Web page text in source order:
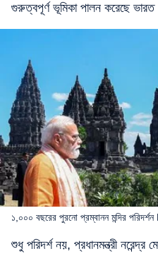
গুরুত্বপূর্ণ ভূমিকা পালন করেছে
১,০০০ বছরের পুরনো প্রম্বানন মন্দির
শুধু পরিদর্শ নয়, প্রধানমন্ত্রী নরেন্দ্র